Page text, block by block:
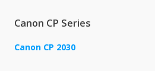
Canon CP Series
Canon CP 2030